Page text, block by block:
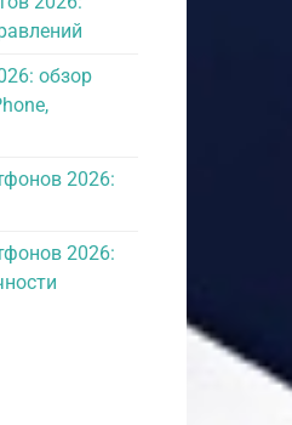
обзор
2026:
2026: